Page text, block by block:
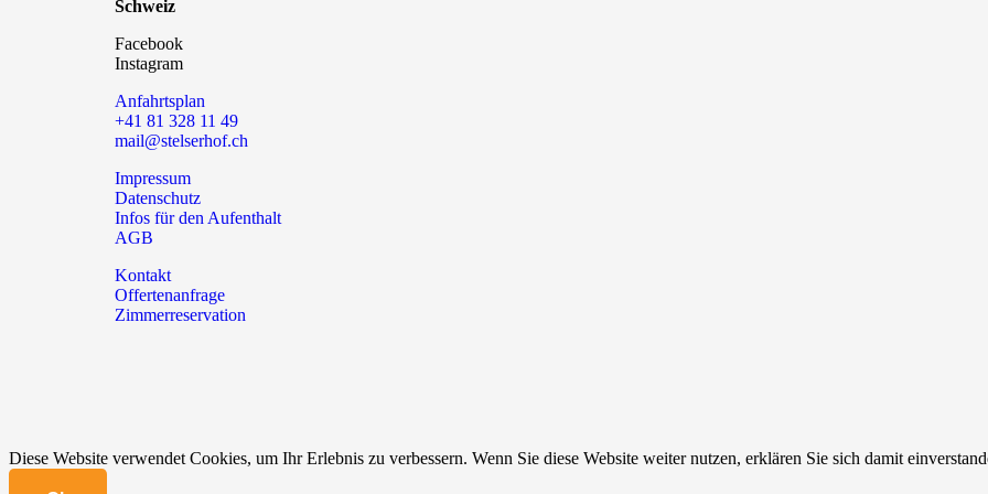
Schweiz
Facebook
Instagram
Anfahrtsplan
+41 81 328 11 49
mail@stelserhof.ch
Impressum
Datenschutz
Infos für den Aufenthalt
AGB
Kontakt
Offertenanfrage
Zimmerreservation
Diese Website verwendet Cookies, um Ihr Erlebnis zu verbessern. Wenn Sie diese Website weiter nutzen, erklären Sie sich damit